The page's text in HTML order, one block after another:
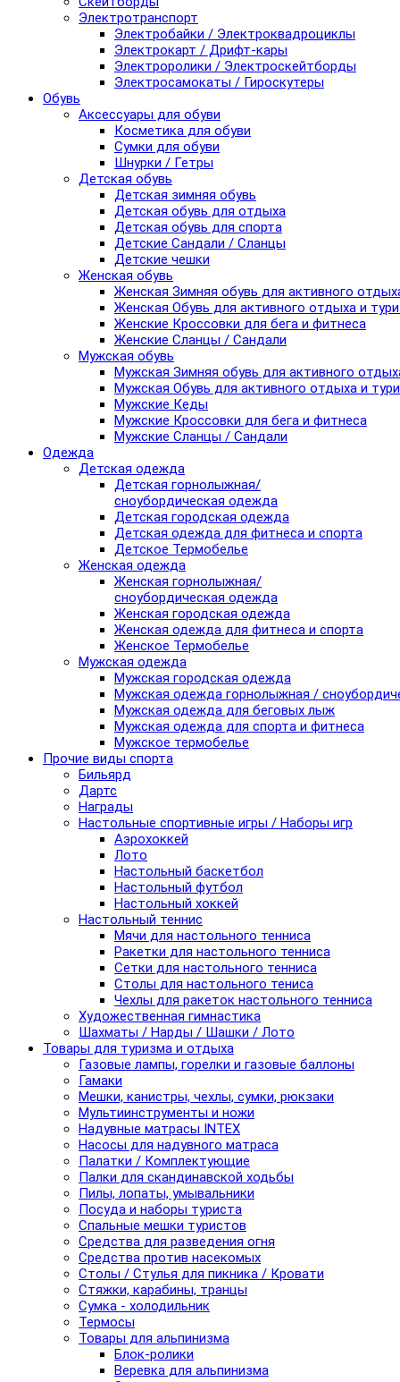
Электротранспорт
Электробайки / Электроквадроциклы
Электрокарт / Дрифт-кары
Электроролики / Электроскейтборды
Электросамокаты / Гироскутеры
Обувь
Аксессуары для обуви
Косметика для обуви
Сумки для обуви
Шнурки / Гетры
Детская обувь
Детская зимняя обувь
Детская обувь для отдыха
Детская обувь для спорта
Детские Сандали / Сланцы
Детские чешки
Женская обувь
Женская Зимняя обувь для активного
Женская Обувь для активного отдыха и
Женские Кроссовки для бега и фитнеса
Женские Сланцы / Сандали
Мужская обувь
Мужская Зимняя обувь для активного
Мужская Обувь для активного отдыха и
Мужские Кеды
Мужские Кроссовки для бега и фитнеса
Мужские Сланцы / Сандали
Одежда
Детская одежда
Детская горнолыжная/
сноубордическая одежда
Детская городская одежда
Детская одежда для фитнеса и спорта
Детское Термобелье
Женская одежда
Женская горнолыжная/
сноубордическая одежда
Женская городская одежда
Женская одежда для фитнеса и спорта
Женское Термобелье
Мужская одежда
Мужская городская одежда
Мужская одежда горнолыжная /
Мужская одежда для беговых лыж
Мужская одежда для спорта и фитнеса
Мужское термобелье
Прочие виды спорта
Бильярд
Дартс
Награды
Настольные спортивные игры / Наборы игр
Аэрохоккей
Лото
Настольный баскетбол
Настольный футбол
Настольный хоккей
Настольный теннис
Мячи для настольного тенниса
Ракетки для настольного тенниса
Сетки для настольного тенниса
Столы для настольного тениса
Чехлы для ракеток настольного тенниса
Художественная гимнастика
Шахматы / Нарды / Шашки / Лото
Товары для туризма и отдыха
Газовые лампы, горелки и газовые баллоны
Гамаки
Мешки, канистры, чехлы, сумки, рюкзаки
Мультиинструменты и ножи
Надувные матрасы INTEX
Насосы для надувного матраса
Палатки / Комплектующие
Палки для скандинавской ходьбы
Пилы, лопаты, умывальники
Посуда и наборы туриста
Спальные мешки туристов
Средства для разведения огня
Средства против насекомых
Столы / Стулья для пикника / Кровати
Стяжки, карабины, транцы
Сумка - холодильник
Термосы
Товары для альпинизма
Блок-ролики
Веревка для альпинизма